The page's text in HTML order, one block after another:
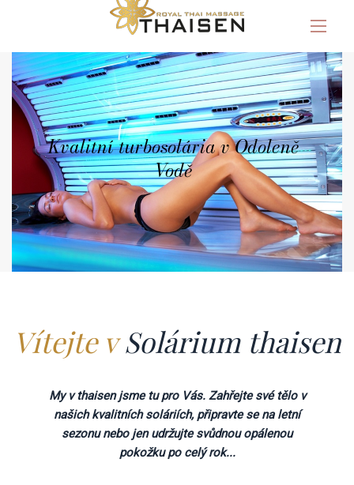
Kvalitní turbosolária v Odoleně
Vodě
Vítejte vSolárium thaisen
My v thaisen jsme tu pro Vás. Zahřejte své tělo v
našich kvalitních soláriích, připravte se na letní
sezonu nebo jen udržujte svůdnou opálenou
pokožku po celý rok...